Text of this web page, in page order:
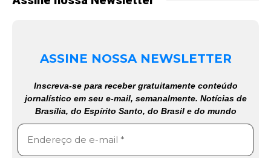
ASSINE NOSSA NEWSLETTER
Inscreva-se para receber gratuitamente conteúdo
jornalístico em seu e-mail, semanalmente. Notícias de
Brasília, do Espírito Santo, do Brasil e do mundo